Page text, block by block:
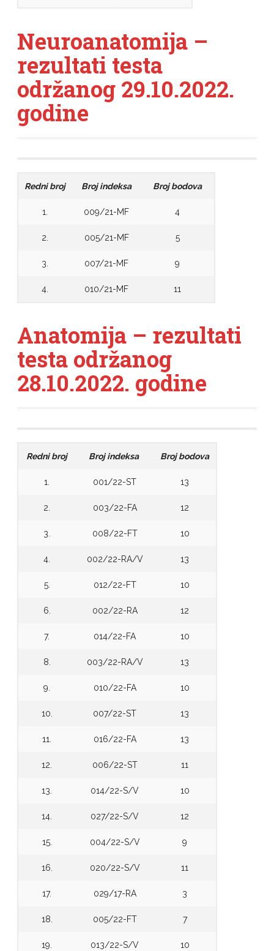
Neuroanatomija –
rezultati testa
održanog 29.10.2022.
godine
Redni broj Broj indeksa Broj bodova
1. 009/21-MF 4
2. 005/21-MF 5
3. 007/21-MF 9
4. 010/21-MF 11
Anatomija – rezultati
testa održanog
28.10.2022. godine
Redni broj Broj indeksa Broj bodova
1. 001/22-ST 13
2. 003/22-FA 12
3. 008/22-FT 10
4. 002/22-RA/V 13
5. 012/22-FT 10
6. 002/22-RA 12
7. 014/22-FA 10
8. 003/22-RA/V 13
9. 010/22-FA 10
10. 007/22-ST 13
11. 016/22-FA 13
12. 006/22-ST 11
13. 014/22-S/V 10
14. 027/22-S/V 12
15. 004/22-S/V 9
16. 020/22-S/V 11
17. 029/17-RA 3
18. 005/22-FT 7
19. 013/22-S/V 10